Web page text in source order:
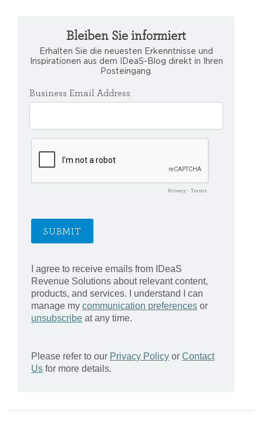
Bleiben Sie informiert
Erhalten Sie die neuesten Erkenntnisse und
Inspirationen aus dem IDeaS-Blog direkt in Ihren
Posteingang.